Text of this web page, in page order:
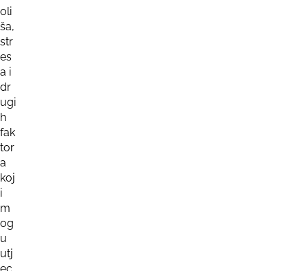
oli
ša,
str
es
a i
dr
ugi
h
fak
tor
a
koj
i
m
og
u
utj